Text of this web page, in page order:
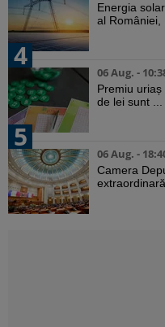
Energia
al României,
4
06 Aug. -
Premiu
de lei sunt ...
5
06 Aug. -
Camera